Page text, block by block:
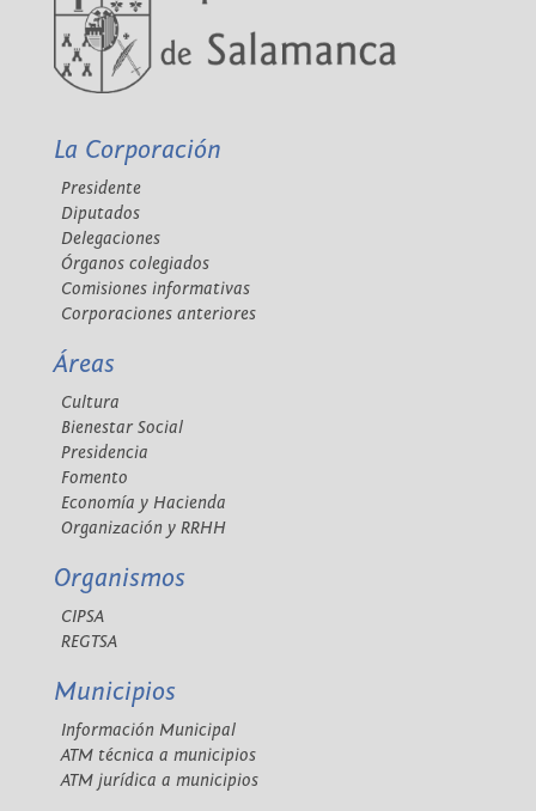
La Corporación
Presidente
Diputados
Delegaciones
Órganos colegiados
Comisiones informativas
Corporaciones anteriores
Áreas
Cultura
Bienestar Social
Presidencia
Fomento
Economía y Hacienda
Organización y RRHH
Organismos
CIPSA
REGTSA
Municipios
Información Municipal
ATM técnica a municipios
ATM jurídica a municipios